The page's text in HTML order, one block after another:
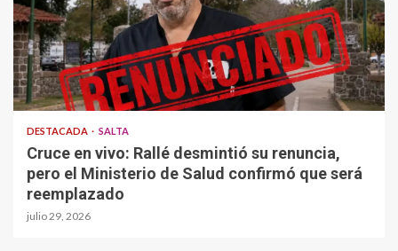
DESTACADA SALTA
Cruce en vivo: Rallé desmintió su renuncia,
pero el Ministerio de Salud confirmó que será
reemplazado
julio 29, 2026